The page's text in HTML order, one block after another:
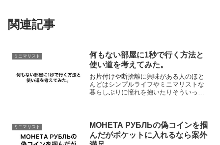
関連記事
ミニマリスト
何もない部屋に1秒で行く方法と
使い道を考えてみた。
お片付けや断捨離に興味がある人のほと
んどはシンプルライフやミニマリストな
暮らしぶりに憧れを抱いたりそういった
何もない部屋って言葉に惹...
ミニマリスト
МОНЕТА РУБЛЬの偽コインを掴
んだがポケットに入れるなら案外